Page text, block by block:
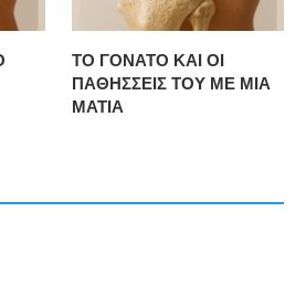
ΤΟ ΓΟΝΑΤΟ ΚΑΙ ΟΙ
ΠΑΘΗΣΣΕΙΣ ΤΟΥ ΜΕ ΜΙΑ
ΜΑΤΙΑ